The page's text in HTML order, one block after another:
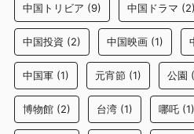
中国トリビア (9) 中国ドラマ (2)
中国投資 (2) 中国映画 (1)
中国軍 (1) 元宵節 (1) 公園
博物館 (2) 台湾 (1) 哪吒 (1)